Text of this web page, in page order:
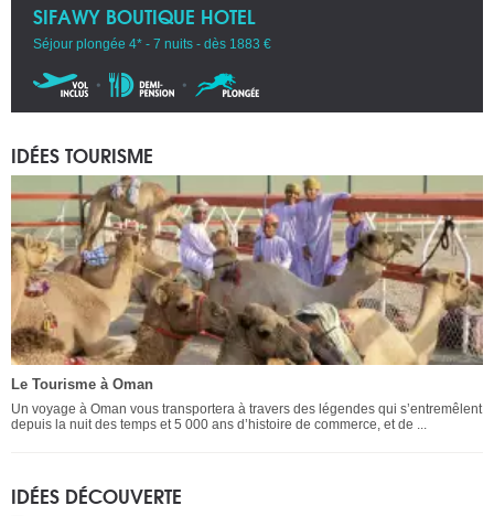
SIFAWY BOUTIQUE HOTEL
Séjour plongée 4* - 7 nuits - dès 1883 €
IDÉES TOURISME
Le Tourisme à Oman
Un voyage à Oman vous transportera à travers des légendes qui s’entremêlent
depuis la nuit des temps et 5 000 ans d’histoire de commerce, et de ...
IDÉES DÉCOUVERTE